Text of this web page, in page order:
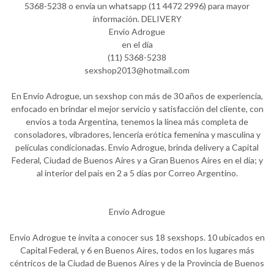
5368-5238 o envía un whatsapp (11 4472 2996) para mayor
información. DELIVERY
Envio Adrogue
en el día
(11) 5368-5238
sexshop2013@hotmail.com
En Envio Adrogue, un sexshop con más de 30 años de experiencia,
enfocado en brindar el mejor servicio y satisfacción del cliente, con
envíos a toda Argentina, tenemos la línea más completa de
consoladores, vibradores, lencería erótica femenina y masculina y
películas condicionadas. Envio Adrogue, brinda delivery a Capital
Federal, Ciudad de Buenos Aires y a Gran Buenos Aires en el día; y
al interior del pais en 2 a 5 días por Correo Argentino.
Envio Adrogue
Envio Adrogue te invita a conocer sus 18 sexshops. 10 ubicados en
Capital Federal, y 6 en Buenos Aires, todos en los lugares más
céntricos de la Ciudad de Buenos Aires y de la Provincia de Buenos